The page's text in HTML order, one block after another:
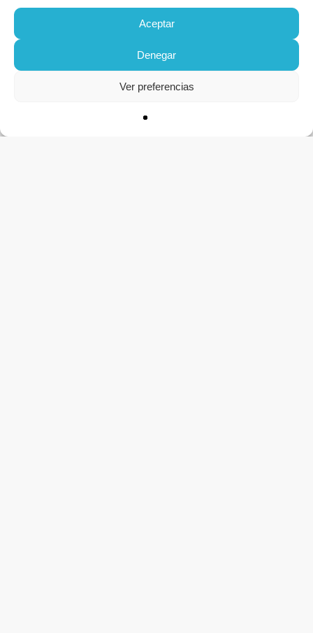
Aceptar
Denegar
Ver preferencias